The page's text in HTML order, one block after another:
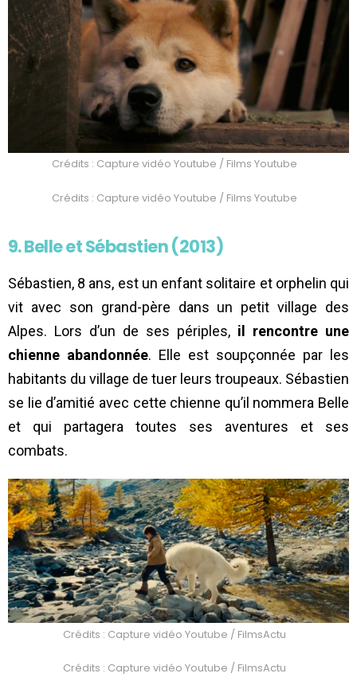
Crédits : Capture vidéo Youtube / Films Youtube
Crédits : Capture vidéo Youtube / Films Youtube
9. Belle et Sébastien (2013)
Sébastien, 8 ans, est un enfant solitaire et orphelin qui
vit avec son grand-père dans un petit village des
Alpes. Lors d’un de ses périples, il rencontre une
chienne abandonnée. Elle est soupçonnée par les
habitants du village de tuer leurs troupeaux. Sébastien
se lie d’amitié avec cette chienne qu’il nommera Belle
et qui partagera toutes ses aventures et ses
combats.
Crédits : Capture vidéo Youtube / FilmsActu
Crédits : Capture vidéo Youtube / FilmsActu